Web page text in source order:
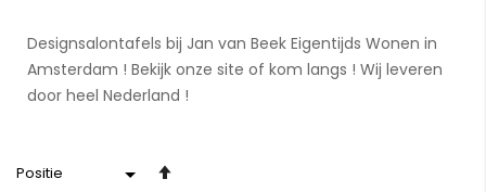
Designsalontafels bij Jan van Beek Eigentijds Wonen in
Amsterdam ! Bekijk onze site of kom langs ! Wij leveren
door heel Nederland !